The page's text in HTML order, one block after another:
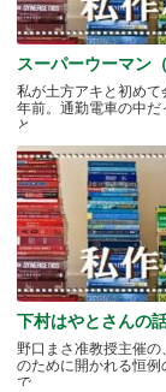
スーパーウーマン（
私が土方アキと初めて
年前。通勤電車の中だ
と.....
下村はやとさんの話
野口まさ准教授主催の
のために開かれる恒例
で.....